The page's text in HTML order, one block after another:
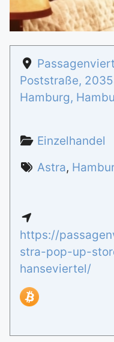
Poststraße,
Hamburg,
Einzelhandel
Astra,
https://
stra-pop-up-
hanseviertel/